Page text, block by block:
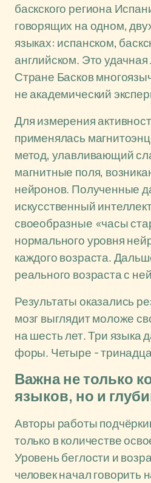
баскского региона
говорящих на одном,
языках: испанском,
английском. Это
Стране Басков
не академический
Для измерения
применялась
метод, улавливающий
магнитные поля,
нейронов. Полученные
искусственный
своеобразные «часы
нормального уровня
каждого возраста.
реального возраста с
Результаты оказались
мозг выглядит моложе
на шесть лет. Три языка
форы. Четыре -
Важна не только
языков, но и
Авторы работы
только в количестве
Уровень беглости и
человек начал говорить